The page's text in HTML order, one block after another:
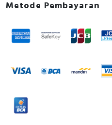
Metode Pembayaran